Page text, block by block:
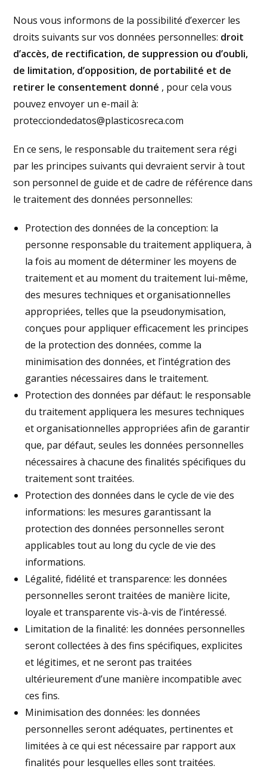
Nous vous informons de la possibilité d’exercer les
droits suivants sur vos données personnelles: droit
d’accès, de rectification, de suppression ou d’oubli,
de limitation, d’opposition, de portabilité et de
retirer le consentement donné , pour cela vous
pouvez envoyer un e-mail à:
protecciondedatos@plasticosreca.com
En ce sens, le responsable du traitement sera régi
par les principes suivants qui devraient servir à tout
son personnel de guide et de cadre de référence dans
le traitement des données personnelles:
Protection des données de la conception: la
personne responsable du traitement appliquera, à
la fois au moment de déterminer les moyens de
traitement et au moment du traitement lui-même,
des mesures techniques et organisationnelles
appropriées, telles que la pseudonymisation,
conçues pour appliquer efficacement les principes
de la protection des données, comme la
minimisation des données, et l’intégration des
garanties nécessaires dans le traitement.
Protection des données par défaut: le responsable
du traitement appliquera les mesures techniques
et organisationnelles appropriées afin de garantir
que, par défaut, seules les données personnelles
nécessaires à chacune des finalités spécifiques du
traitement sont traitées.
Protection des données dans le cycle de vie des
informations: les mesures garantissant la
protection des données personnelles seront
applicables tout au long du cycle de vie des
informations.
Légalité, fidélité et transparence: les données
personnelles seront traitées de manière licite,
loyale et transparente vis-à-vis de l’intéressé.
Limitation de la finalité: les données personnelles
seront collectées à des fins spécifiques, explicites
et légitimes, et ne seront pas traitées
ultérieurement d’une manière incompatible avec
ces fins.
Minimisation des données: les données
personnelles seront adéquates, pertinentes et
limitées à ce qui est nécessaire par rapport aux
finalités pour lesquelles elles sont traitées.